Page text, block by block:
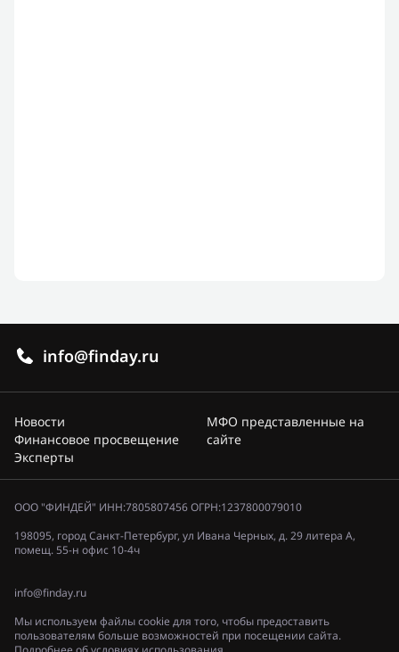
info@finday.ru
Новости
Финансовое просвещение
Эксперты
МФО представленные на
сайте
ООО "ФИНДЕЙ" ИНН:7805807456 ОГРН:1237800079010
198095, город Санкт-Петербург, ул Ивана Черных, д. 29 литера А,
помещ. 55-н офис 10-4ч
info@finday.ru
Мы используем файлы cookie для того, чтобы предоставить
пользователям больше возможностей при посещении сайта.